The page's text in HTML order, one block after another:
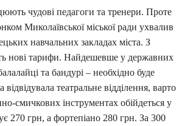
чудові педагоги та тренери. Проте
Миколаївської міської ради ухвалив
навчальних закладах міста. З
нові тарифи. Найдешевше у державних
та бандурі – необхідно буде
театральне відділення, варто
смичкових інструментах обійдеться у
грн, а фортепіано 280 грн. За 300